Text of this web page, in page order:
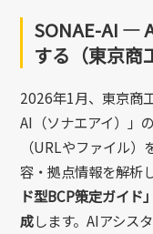
SONAE-AI ―
する（東京商
2026年1月、東京商
AI（ソナエアイ）」
（URLやファイル
容・拠点情報を解析
ド型BCP策定ガイド
成します。AIアシス